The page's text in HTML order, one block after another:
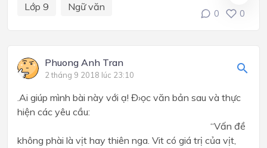
Lớp 9 Ngữ văn
0 0
Phuong Anh Tran
2 tháng 9 2018 lúc 23:10
.Ai giúp mình bài này với ạ! Đ›ọc văn bản sau và thực
hiện các yêu cầu:
“Vấn đề
không phài là vịt hay thiên nga. Vit có giá trị của vịt,